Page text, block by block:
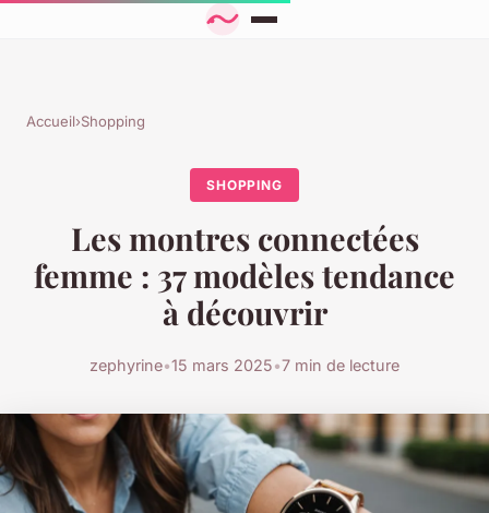
Accueil›Shopping
SHOPPING
Les montres connectées
femme : 37 modèles tendance
à découvrir
zephyrine•15 mars 2025•7 min de lecture